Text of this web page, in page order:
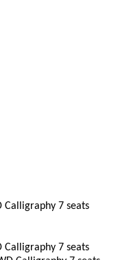
Calligraphy 7 seats
Calligraphy 7 seats